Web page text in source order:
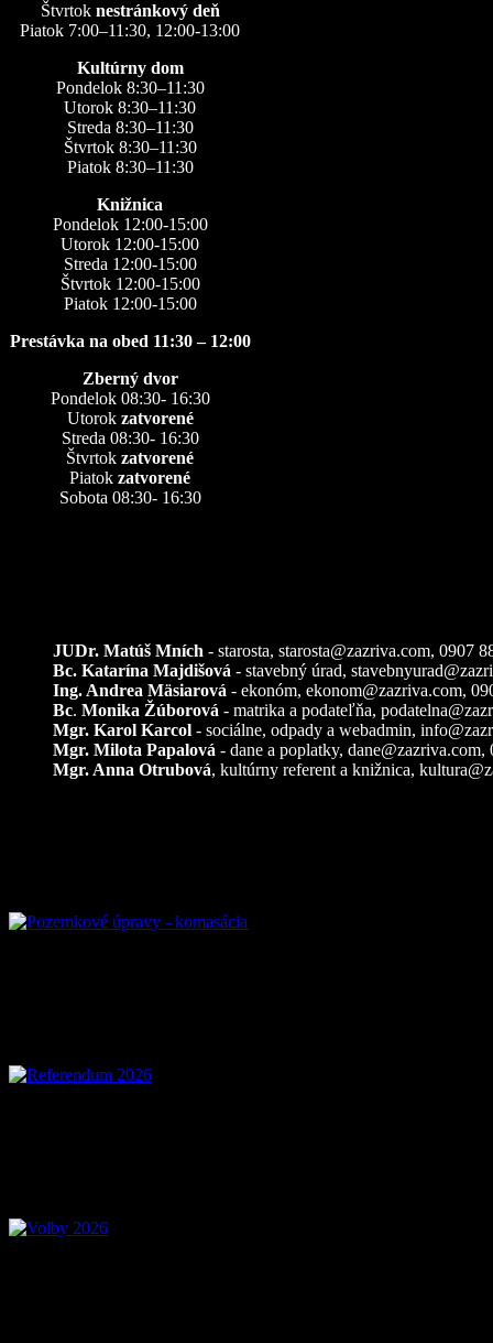
Štvrtok nestránkový deň
Piatok 7:00–11:30, 12:00-13:00
Kultúrny dom
Pondelok 8:30–11:30
Utorok 8:30–11:30
Streda 8:30–11:30
Štvrtok 8:30–11:30
Piatok 8:30–11:30
Knižnica
Pondelok 12:00-15:00
Utorok 12:00-15:00
Streda 12:00-15:00
Štvrtok 12:00-15:00
Piatok 12:00-15:00
Prestávka na obed 11:30 – 12:00
Zberný dvor
Pondelok 08:30- 16:30
Utorok zatvorené
Streda 08:30- 16:30
Štvrtok zatvorené
Piatok zatvorené
Sobota 08:30- 16:30
JUDr. Matúš Mních - starosta, starosta@zazriva.com, 0907
Bc. Katarína Majdišová - stavebný úrad,
Ing. Andrea Mäsiarová - ekonóm, ekonom@zazriva.com,
Bc. Monika Žúborová - matrika a podateľňa,
Mgr. Karol Karcol - sociálne, odpady a webadmin,
Mgr. Milota Papalová - dane a poplatky, dane@zazriva.com,
Mgr. Anna Otrubová, kultúrny referent a knižnica,